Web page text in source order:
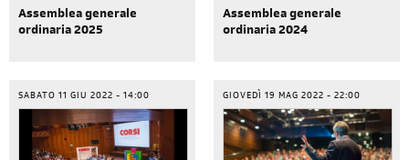
Assemblea generale
ordinaria 2025
Assemblea generale
ordinaria 2024
SABATO 11 GIU 2022 - 14:00 GIOVEDÌ 19 MAG 2022 - 22:00